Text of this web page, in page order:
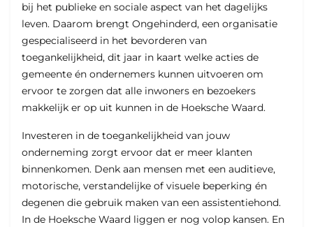
bij het publieke en sociale aspect van het dagelijks
leven. Daarom brengt Ongehinderd, een organisatie
gespecialiseerd in het bevorderen van
toegankelijkheid, dit jaar in kaart welke acties de
gemeente én ondernemers kunnen uitvoeren om
ervoor te zorgen dat alle inwoners en bezoekers
makkelijk er op uit kunnen in de Hoeksche Waard.
Investeren in de toegankelijkheid van jouw
onderneming zorgt ervoor dat er meer klanten
binnenkomen. Denk aan mensen met een auditieve,
motorische, verstandelijke of visuele beperking én
degenen die gebruik maken van een assistentiehond.
In de Hoeksche Waard liggen er nog volop kansen. En